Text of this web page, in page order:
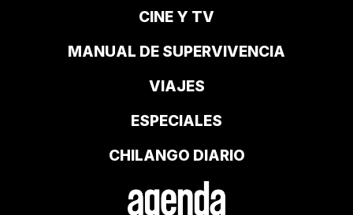
CINE Y TV
MANUAL DE SUPERVIVENCIA
VIAJES
ESPECIALES
CHILANGO DIARIO